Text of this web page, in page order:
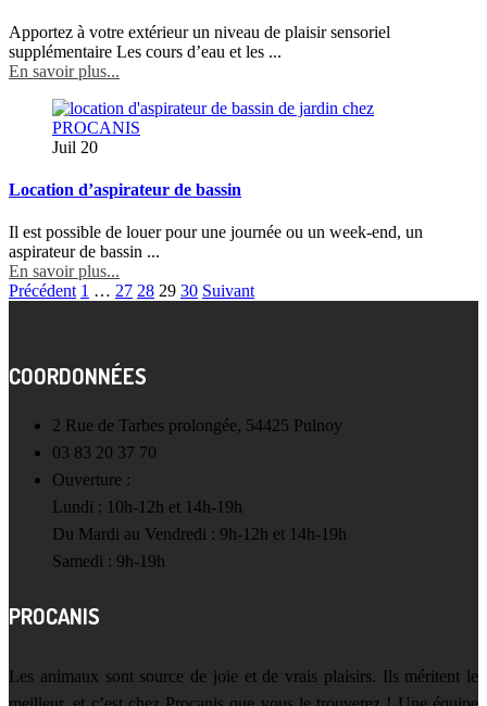
Apportez à votre extérieur un niveau de plaisir sensoriel
supplémentaire Les cours d’eau et les ...
En savoir plus...
Juil 20
Location d’aspirateur de bassin
Il est possible de louer pour une journée ou un week-end, un
aspirateur de bassin ...
En savoir plus...
Précédent 1 … 27 28 29 30 Suivant
COORDONNÉES
2 Rue de Tarbes prolongée, 54425 Pulnoy
03 83 20 37 70
Ouverture :
Lundi : 10h-12h et 14h-19h
Du Mardi au Vendredi : 9h-12h et 14h-19h
Samedi : 9h-19h
PROCANIS
Les animaux sont source de joie et de vrais plaisirs. Ils méritent le